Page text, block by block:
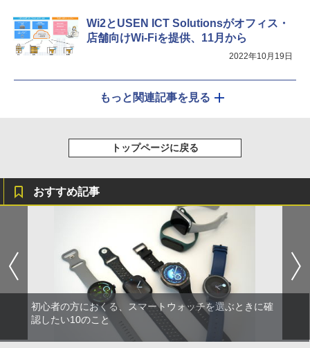
Wi2とUSEN ICT Solutionsがオフィス・
店舗向けWi-Fiを提供、11月から
2022年10月19日
もっと関連記事を見る
トップページに戻る
おすすめ記事
初心者の方におくる、スマートウォッチを選ぶときに確
認したい10のこと